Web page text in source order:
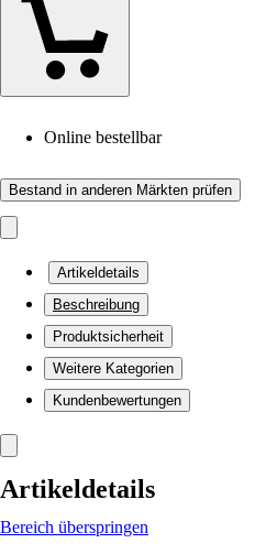
Online bestellbar
Bestand in anderen Märkten prüfen
Artikeldetails
Beschreibung
Produktsicherheit
Weitere Kategorien
Kundenbewertungen
Artikeldetails
Bereich überspringen